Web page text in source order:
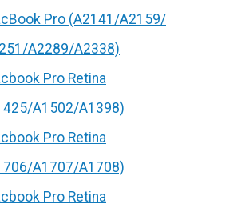
Pro (А2141/А2159/
A2289/A2338)
Pro Retina
A1502/A1398)
Pro Retina
A1707/A1708)
Pro Retina